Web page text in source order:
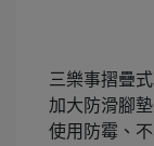
三樂事摺疊
加大防滑腳
使用防霉、